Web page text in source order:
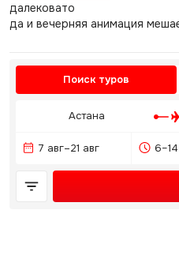
далековато
да и вечерняя анимация
Поиск туров
Астана
7 авг–21 авг